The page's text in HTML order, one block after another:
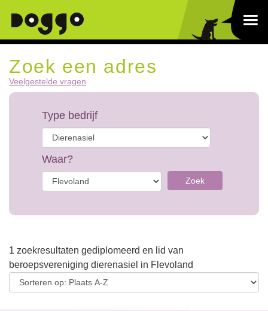
Zoek een adres
Veelgestelde vragen
Type bedrijf
Waar?
Zoek
1 zoekresultaten gediplomeerd en lid van
beroepsvereniging dierenasiel in Flevoland